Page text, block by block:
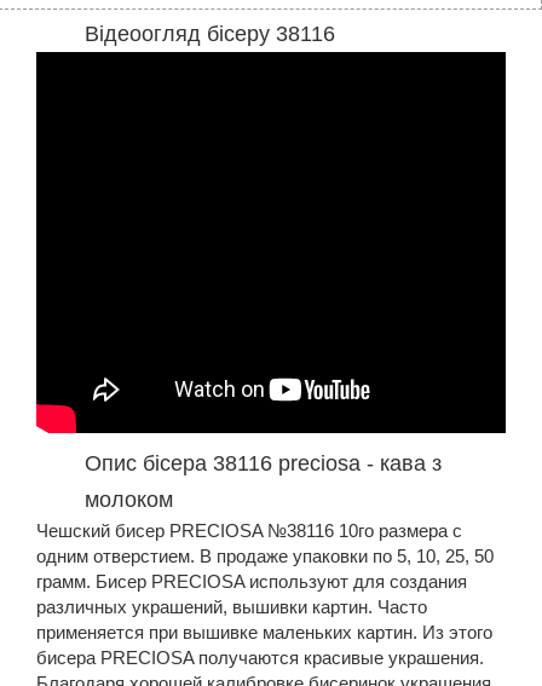
Відеоогляд бісеру 38116
Опис бісера 38116 preciosa - кава з
молоком
Чешский бисер PRECIOSA №38116 10го размера с
одним отверстием. В продаже упаковки по 5, 10, 25, 50
грамм. Бисер PRECIOSA используют для создания
различных украшений, вышивки картин. Часто
применяется при вышивке маленьких картин. Из этого
бисера PRECIOSA получаются красивые украшения.